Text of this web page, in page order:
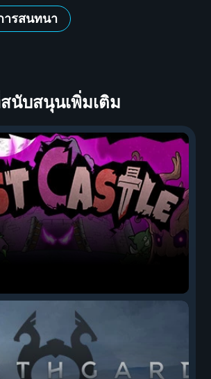
ารสนทนา
นับสนุนเพิ่มเติม